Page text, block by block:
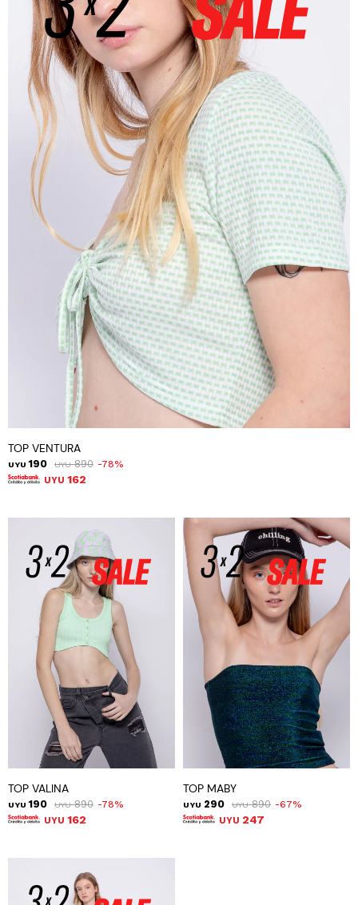
TOP VENTURA
UYU 190 UYU 890 78
UYU 162
TOP VALINA
UYU 190 UYU 890 78
UYU 162
TOP MABY
UYU 290 UYU 890 67
UYU 247